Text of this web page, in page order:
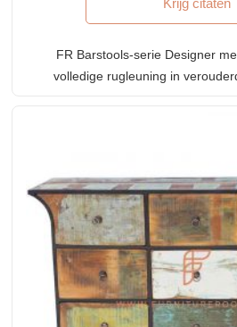
FR Barstools-serie Designer
volledige rugleuning in